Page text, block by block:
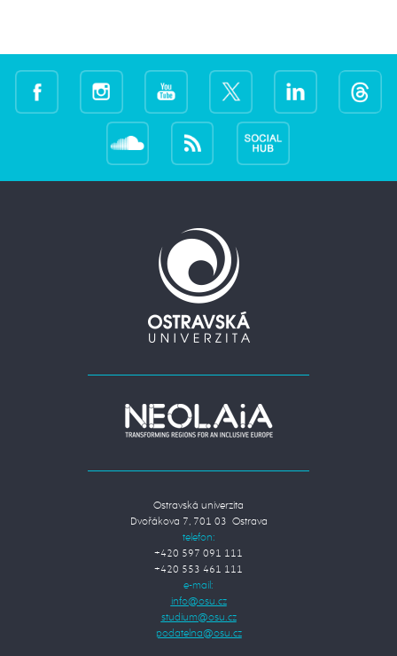
Ostravská univerzita
Dvořákova 7, 701 03 Ostrava
telefon:
+420 597 091 111
+420 553 461 111
e-mail: